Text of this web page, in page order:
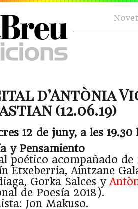
d’Antònia
(12.06.19)
12 de juny, a les 19.30
y Pensamiento
poético acompañado de
Etxeberria, Aintzane
Gorka Salces y
de Poesía 2018).
Jon Makuso.